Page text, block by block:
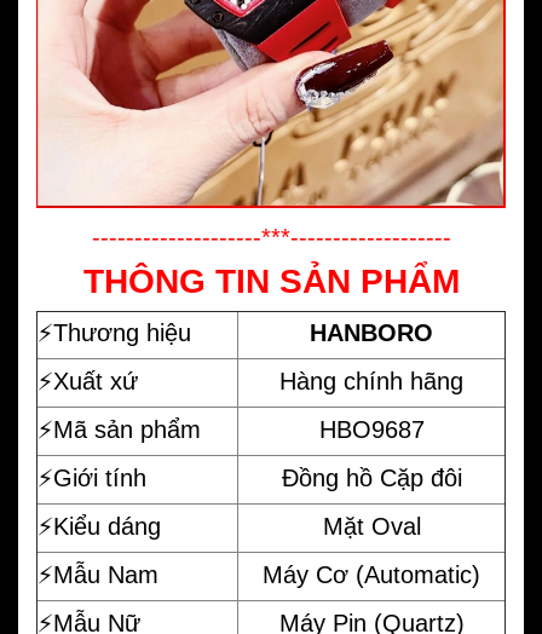
--------------------***-------------------
THÔNG TIN SẢN PHẨM
⚡️Thương hiệu
HANBORO
⚡️Xuất xứ
Hàng chính hãng
⚡️Mã sản phẩm
HBO9687
⚡️Giới tính
Đồng hồ Cặp đôi
⚡️Kiểu dáng
Mặt Oval
⚡️Mẫu Nam
Máy Cơ (Automatic)
⚡️Mẫu Nữ
Máy Pin (Quartz)